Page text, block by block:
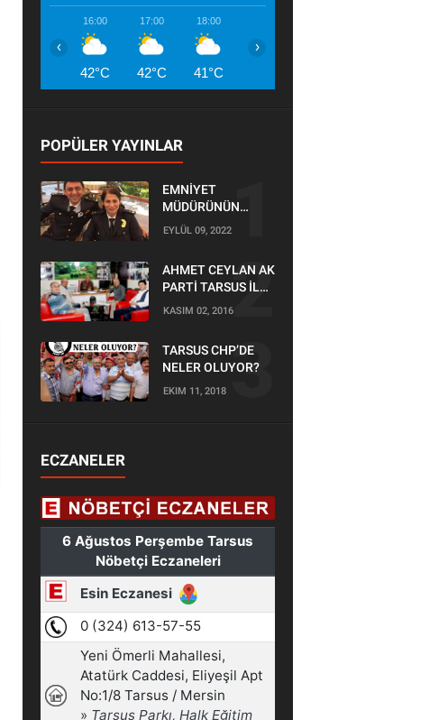
16:00
42°C
17:00
42°C
18:00
41°C
‹ ›
POPÜLER YAYINLAR
EMNİYET
MÜDÜRÜNÜN
OĞLU KAZADA
EYLÜL 09, 2022
AHMET CEYLAN AK
PARTİ TARSUS İLÇE
BAŞKANLIĞI İÇİN
KASIM 02, 2016
TARSUS CHP’DE
NELER OLUYOR?
EKIM 11, 2018
ECZANELER